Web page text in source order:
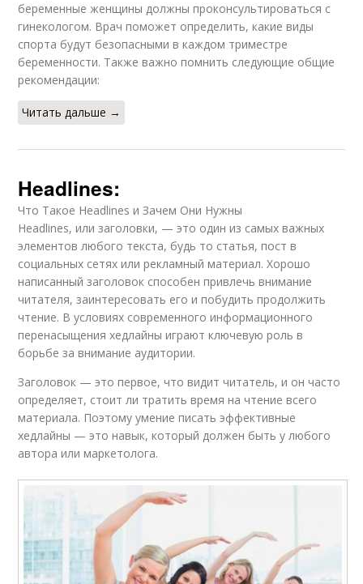
беременные женщины должны проконсультироваться с
гинекологом. Врач поможет определить, какие виды
спорта будут безопасными в каждом триместре
беременности. Также важно помнить следующие общие
рекомендации:
Читать дальше →
Headlines:
Что Такое Headlines и Зачем Они Нужны
Headlines, или заголовки, — это один из самых важных
элементов любого текста, будь то статья, пост в
социальных сетях или рекламный материал. Хорошо
написанный заголовок способен привлечь внимание
читателя, заинтересовать его и побудить продолжить
чтение. В условиях современного информационного
перенасыщения хедлайны играют ключевую роль в
борьбе за внимание аудитории.
Заголовок — это первое, что видит читатель, и он часто
определяет, стоит ли тратить время на чтение всего
материала. Поэтому умение писать эффективные
хедлайны — это навык, который должен быть у любого
автора или маркетолога.